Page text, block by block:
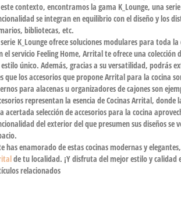
este contexto, encontramos la gama K_Lounge, una
se integran en equilibrio con el diseño y los
bibliotecas, etc.
K_Lounge ofrece soluciones modulares para toda
el servicio Feeling Home, Arrital te ofrece una
único. Además, gracias a su versatilidad, podrás
que losaccesorios que propone Arrital para la cocina
para alacenas u organizadores de cajones son
representan la esencia de Cocinas Arrital, donde
acertada selección de accesorios para la cocina
del exterior del que presumen sus diseños
has enamorado de estas cocinas modernas y
de tu localidad. ¡Y disfruta del mejor estilo y calidad
relacionados